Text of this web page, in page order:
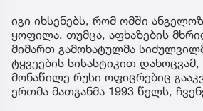
იგი იხსენებს, რომ ომში
ყოფილა, თუმცა, აფხაზების
მიმართ გამოხატულმა
ტყვეების სისასტიკით დახოცვამ,
მონაწილე რუსი ოფიცრებიც
ერთმა მათგანმა 1993 წელს,